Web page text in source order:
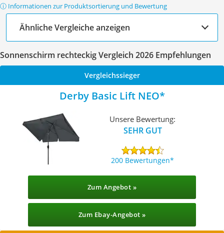
ⓘ Informationen zur Produktsortierung und Bewertung
Ähnliche Vergleiche anzeigen
Sonnenschirm rechteckig Vergleich 2026 Empfehlungen
Vergleichssieger
Derby Basic Lift NEO
Unsere Bewertung:
SEHR GUT
200 Bewertungen
Zum Angebot »
Zum Ebay-Angebot »